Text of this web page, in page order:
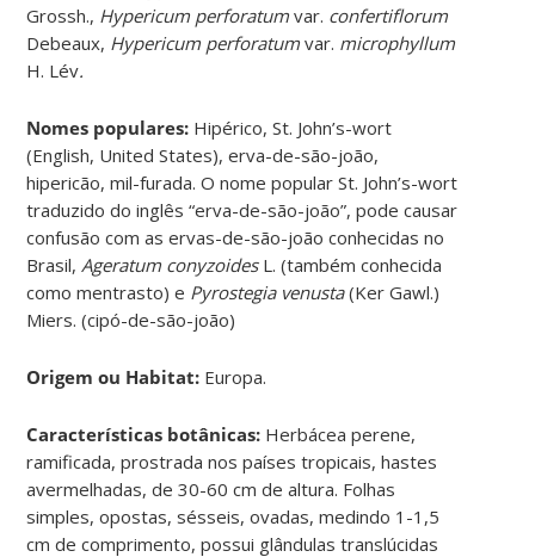
Grossh., Hypericum perforatum var. confertiflorum
Debeaux, Hypericum perforatum var. microphyllum
H. Lév.
Nomes populares: Hipérico, St. John’s-wort
(English, United States), erva-de-são-joão,
hipericão, mil-furada. O nome popular St. John’s-wort
traduzido do inglês “erva-de-são-joão”, pode causar
confusão com as ervas-de-são-joão conhecidas no
Brasil, Ageratum conyzoidesL. (também conhecida
como mentrasto) e Pyrostegia venusta(Ker Gawl.)
Miers. (cipó-de-são-joão)
Origem ou Habitat: Europa.
Características botânicas: Herbácea perene,
ramificada, prostrada nos países tropicais, hastes
avermelhadas, de 30-60 cm de altura. Folhas
simples, opostas, sésseis, ovadas, medindo 1-1,5
cm de comprimento, possui glândulas translúcidas